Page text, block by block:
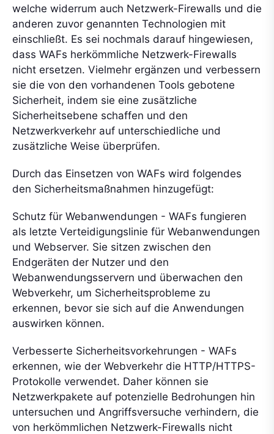
welche widerrum auch Netzwerk-Firewalls und die
anderen zuvor genannten Technologien mit
einschließt. Es sei nochmals darauf hingewiesen,
dass WAFs herkömmliche Netzwerk-Firewalls
nicht ersetzen. Vielmehr ergänzen und verbessern
sie die von den vorhandenen Tools gebotene
Sicherheit, indem sie eine zusätzliche
Sicherheitsebene schaffen und den
Netzwerkverkehr auf unterschiedliche und
zusätzliche Weise überprüfen.
Durch das Einsetzen von WAFs wird folgendes
den Sicherheitsmaßnahmen hinzugefügt:
Schutz für Webanwendungen - WAFs fungieren
als letzte Verteidigungslinie für Webanwendungen
und Webserver. Sie sitzen zwischen den
Endgeräten der Nutzer und den
Webanwendungsservern und überwachen den
Webverkehr, um Sicherheitsprobleme zu
erkennen, bevor sie sich auf die Anwendungen
auswirken können.
Verbesserte Sicherheitsvorkehrungen - WAFs
erkennen, wie der Webverkehr die HTTP/HTTPS-
Protokolle verwendet. Daher können sie
Netzwerkpakete auf potenzielle Bedrohungen hin
untersuchen und Angriffsversuche verhindern, die
von herkömmlichen Netzwerk-Firewalls nicht